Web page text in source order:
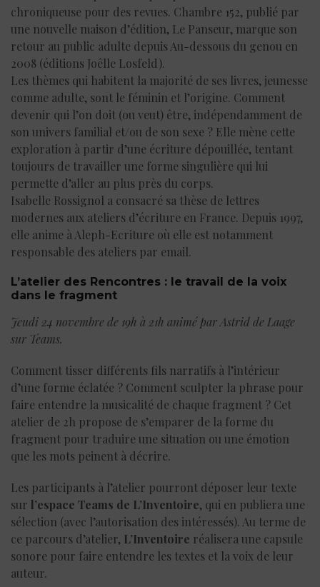
chroniqueuse pour des revues. Chambre 152, publié par
une nouvelle maison d’édition, Le Panseur, marque son
retour au public adulte depuis Au-dessous du genou en
2008 (éditions Joêlle Losfeld).
Les thèmes qui habitent la majorité de ses livres, jeunesse
comme adulte, sont le féminin et l’origine. Comment
devenir qui l’on doit (ou veut) être, indépendamment de
son univers familial et/ou de son sexe ? Elle mène cette
exploration à partir d’une écriture dépouillée, tentant
toujours de travailler une forme singulière qui lui
permette d’aller au plus près du corps.
Isabelle Rossignol a consacré sa thèse de lettres
modernes aux ateliers d’écriture en France. Depuis 1997,
elle anime à Aleph-Ecriture où elle est notamment
responsable des ateliers par email.
L’atelier des Rencontres : le travail de la voix
dans le fragment
Jeudi 24 novembre de 19h à 21h animé par Astrid de Laage
sur Teams.
Comment tisser différents fils narratifs à l’intérieur
d’une forme éclatée ? Comment sculpter la phrase pour
faire entendre la musicalité de chaque fragment ? Cet
atelier de 2h propose de s’emparer de la forme du
fragment pour traduire une situation ou une émotion
que les mots peinent à décrire.
Les participants à l’atelier pourront déposer leur texte
sur l’espace Teams de L’Inventoire, qui en publiera une
sélection (avec l’autorisation des intéressés). Au terme de
ce parcours d’atelier, L’Inventoire réalisera une capsule
sonore pour faire entendre les textes et la voix de leur
auteur.